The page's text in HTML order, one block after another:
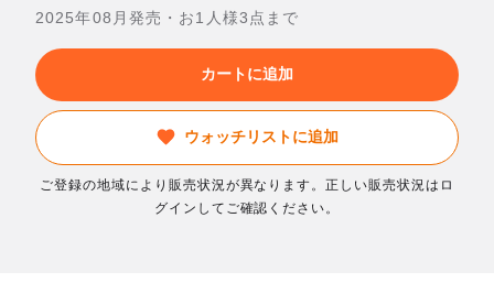
2025年08月発売・お1人様3点まで
カートに追加
ウォッチリストに追加
ご登録の地域により販売状況が異なります。正しい販売状況はロ
グインしてご確認ください。